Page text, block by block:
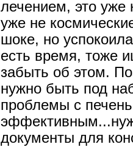
лечением, это уже
уже не
шоке, но
есть время, тоже
забыть об этом.
нужно быть под
проблемы с
документы для